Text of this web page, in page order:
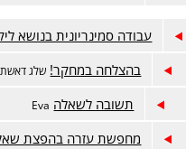
עבודה סמינריונית בנושא
בהצלחה במחקר! שלג
תשובה לשאלה Eva
מחפשת עזרה בהפצת